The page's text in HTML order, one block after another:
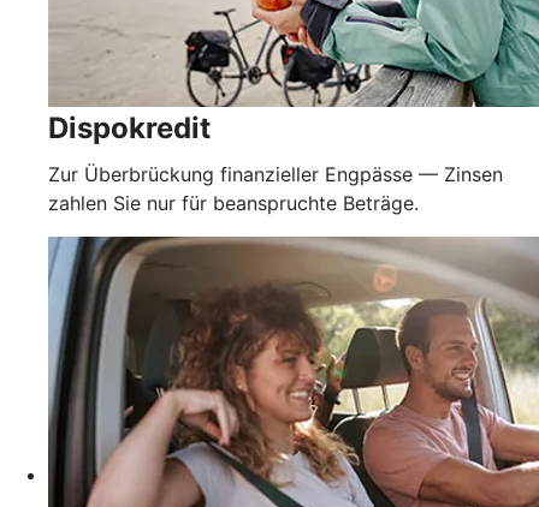
Dispokredit
Zur Überbrückung finanzieller Engpässe — Zinsen
zahlen Sie nur für beanspruchte Beträge.